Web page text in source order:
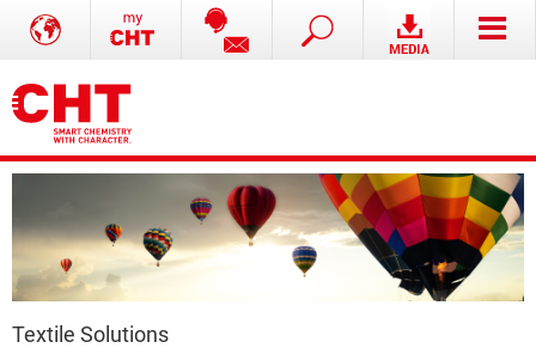
Textile Solutions